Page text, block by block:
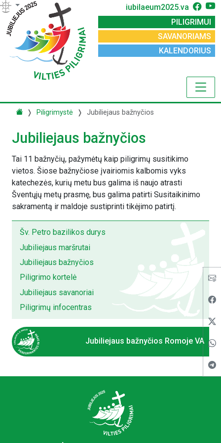
iubilaeum2025.va
PILIGRIMUI
SAVANORIAMS
KALENDORIUS
Piligrimystė Jubiliejaus bažnyčios
Jubiliejaus bažnyčios
Tai 11 bažnyčių, pažymėtų kaip piligrimų susitikimo
vietos. Šiose bažnyčiose įvairiomis kalbomis vyks
katechezės, kurių metu bus galima iš naujo atrasti
Šventųjų metų prasmę, bus galima patirti Susitaikinimo
sakramentą ir maldoje sustiprinti tikėjimo patirtį.
Šv. Petro bazilikos durys
Jubiliejaus maršrutai
Jubiliejaus bažnyčios
Piligrimo kortelė
Jubiliejaus savanoriai
Piligrimų infocentras
Jubiliejaus bažnyčios Romoje VA